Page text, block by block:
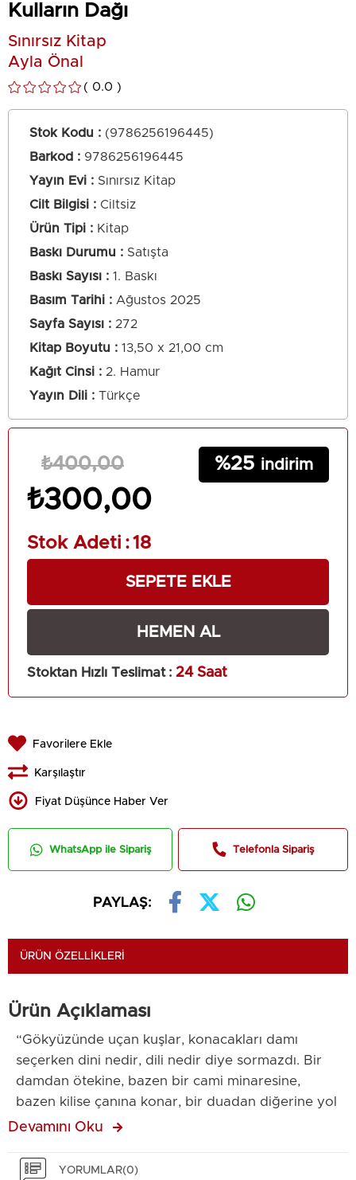
Kulların Dağı
Sınırsız Kitap
Ayla Önal
0.0
Stok Kodu
(9786256196445)
Barkod : 9786256196445
Yayın Evi
Sınırsız Kitap
Cilt Bilgisi
Ciltsiz
Ürün Tipi
Kitap
Baskı Durumu
Satışta
Baskı Sayısı
1. Baskı
Basım Tarihi
Ağustos 2025
Sayfa Sayısı
272
Kitap Boyutu
13,50 x 21,00 cm
Kağıt Cinsi
2. Hamur
Yayın Dili
Türkçe
₺400,00
₺300,00
25
Stok Adeti :18
Stoktan Hızlı Teslimat : 24 Saat
Favorilere Ekle
Karşılaştır
Fiyat Düşünce Haber Ver
WhatsApp ile Sipariş Telefonla Sipariş
PAYLAŞ:
ÜRÜN ÖZELLIKLERI
Ürün Açıklaması
“Gökyüzünde uçan kuşlar, konacakları damı
seçerken dini nedir, dili nedir diye sormazdı. Bir
damdan ötekine, bazen bir cami minaresine,
bazen kilise çanına konar, bir duadan diğerine yol
alıp dururlardı. Kuşlar bile bunu bilirken insan
derinliklerine gömülü bir sır, yankısını yitirmemiş
Devamını Oku
YORUMLAR(0)